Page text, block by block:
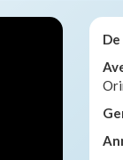
De